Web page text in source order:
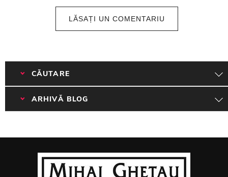
LĂSAȚI UN COMENTARIU
CĂUTARE
ARHIVĂ BLOG